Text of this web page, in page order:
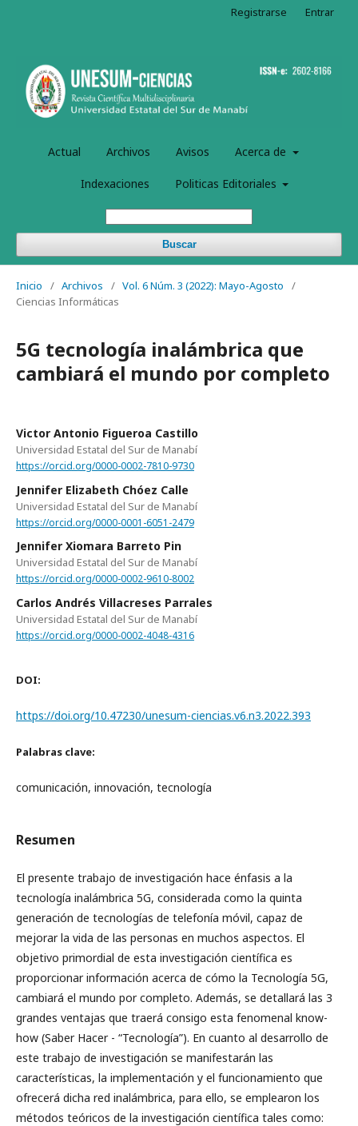
Actual Archivos Avisos Acerca de
Indexaciones Politicas Editoriales
Buscar
Registrarse Entrar
Inicio / Archivos / Vol. 6 Núm. 3 (2022): Mayo-Agosto
/
Ciencias Informáticas
5G tecnología inalámbrica que
cambiará el mundo por completo
Victor Antonio Figueroa Castillo
Universidad Estatal del Sur de Manabí
https://orcid.org/0000-0002-7810-9730
Jennifer Elizabeth Chóez Calle
Universidad Estatal del Sur de Manabí
https://orcid.org/0000-0001-6051-2479
Jennifer Xiomara Barreto Pin
Universidad Estatal del Sur de Manabí­
https://orcid.org/0000-0002-9610-8002
Carlos Andrés Villacreses Parrales
Universidad Estatal del Sur de Manabí
https://orcid.org/0000-0002-4048-4316
DOI:
https://doi.org/10.47230/unesum-ciencias.v6.n3.2022.393
Palabras clave:
comunicación, innovación, tecnología
Resumen
El presente trabajo de investigación hace énfasis a la
tecnología inalámbrica 5G, considerada como la quinta
generación de tecnologías de telefonía móvil, capaz de
mejorar la vida de las personas en muchos aspectos. El
objetivo primordial de esta investigación científica es
proporcionar información acerca de cómo la Tecnología 5G,
cambiará el mundo por completo. Además, se detallará las 3
grandes ventajas que traerá consigo esta fenomenal know-
how (Saber Hacer - “Tecnología”). En cuanto al desarrollo de
este trabajo de investigación se manifestarán las
características, la implementación y el funcionamiento que
ofrecerá dicha red inalámbrica, para ello, se emplearon los
métodos teóricos de la investigación científica tales como: